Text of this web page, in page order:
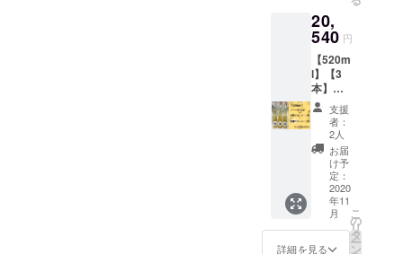
保管し
てくだ
さい。
※1，2年
冷暗所
で寝か
せるこ
とで濃
厚な味
わいに
なりま
す。
味に、
ウイス
キーを
思わせ
る大人
な香
り。 金
箔：金
沢産 保
存方
法：涼
しいと
ころで
保管し
てくだ
♡ テン
ション
上がり
ますよ
～！*＊
〈Hone
y mee
～金箔
～〉 蜂
蜜：北
海道産
菩提樹
水：天
然水 酵
母：日
た！ *
＊・.*・
映える
こと間
違いな
し！！*
＊・.*・
想像以
上に金
箔の迫
力が…
520ml
は更に
金の量
の多さ
にテン
75ml〉
と金箔
Honey
mee〈3
75ml〉
と米麹
Honey
mee〈3
75ml〉
の3本
セット
をお届
け致し
ます。*
＊。・
無着
色、無
20,
540 円
【520m
l】【3
本】
【スタ
ンダー
ド＋金
箔＋米
麹】
【送料
込み】
【味比
べ】 ス
タン
ダード
支援
者：
2人
お届
け予
定：
2020
年11
月
詳細を見る
こ
の
リ
タ
ー
ン